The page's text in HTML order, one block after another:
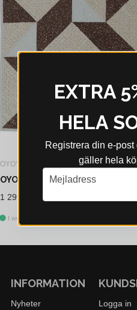
OYOY
1 299 kr
I webblager - 4-8 dagar
EXTRA
HELA
Registrera din
gäller hela
email
Mejladress
INFORMATION
Nyheter Logga in